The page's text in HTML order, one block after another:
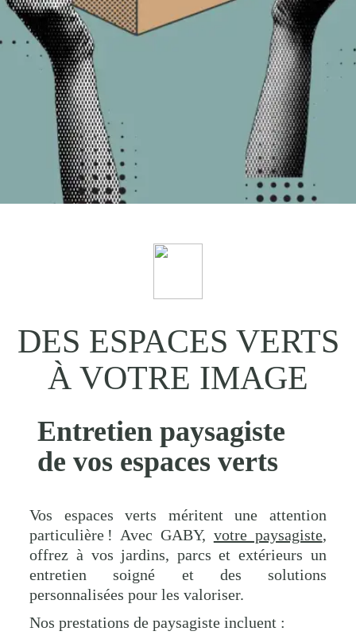
DES ESPACES VERTS
À VOTRE IMAGE
Entretien paysagiste
de vos espaces verts
Vos espaces verts méritent une attention
particulière ! Avec GABY, votre paysagiste,
offrez à vos jardins, parcs et extérieurs un
entretien soigné et des solutions
personnalisées pour les valoriser.
Nos prestations de paysagiste incluent :